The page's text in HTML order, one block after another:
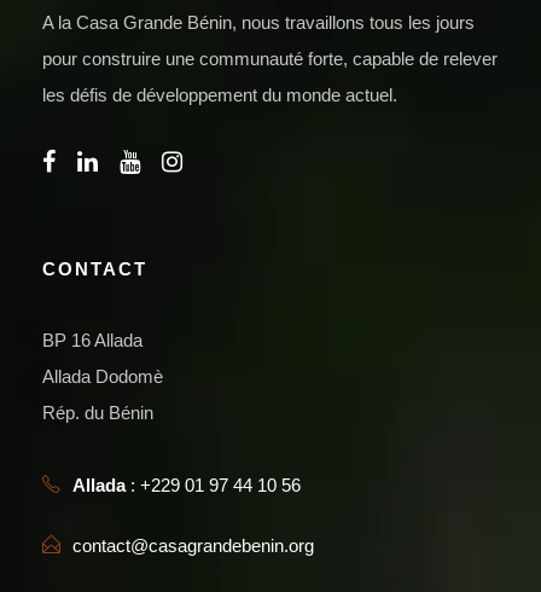
A la Casa Grande Bénin, nous travaillons tous les jours
pour construire une communauté forte, capable de relever
les défis de développement du monde actuel.
CONTACT
BP 16 Allada
Allada Dodomè
Rép. du Bénin
Allada: +229 01 97 44 10 56
contact@casagrandebenin.org